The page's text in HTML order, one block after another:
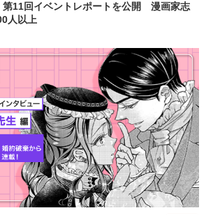
第11回イベントレポートを公開 漫画家志
人以上